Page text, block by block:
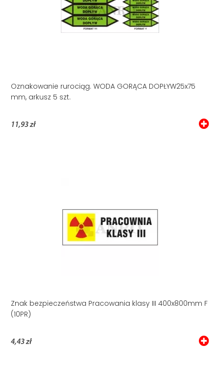
Oznakowanie rurociąg. WODA GORĄCA DOPŁYW25x75
mm, arkusz 5 szt.
11,93 zł
Znak bezpieczeństwa Pracowania klasy III 400x800mm F
(10PR)
4,43 zł